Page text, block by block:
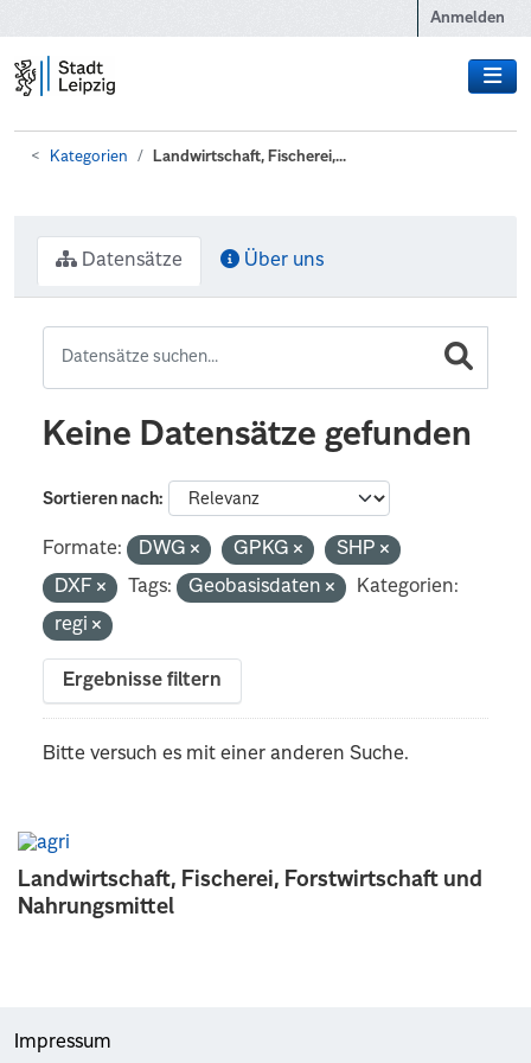
Anmelden
Kategorien Landwirtschaft, Fischerei,...
Landwirtschaft, Fischerei, Forstwirtschaft und
Nahrungsmittel
Datensätze Über uns
Keine Datensätze gefunden
Sortieren nach
Formate: DWG GPKG
SHP
DXF
Tags: Geobasisdaten
Kategorien:
regi
Ergebnisse filtern
Bitte versuch es mit einer anderen Suche.
Impressum